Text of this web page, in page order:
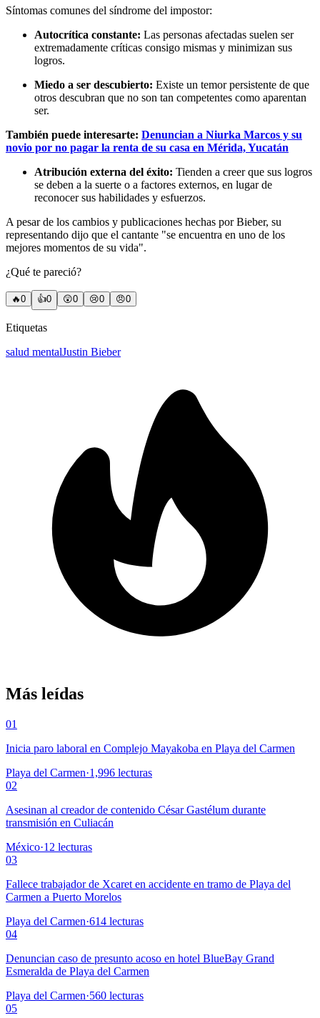
Síntomas comunes del síndrome del impostor:
Autocrítica constante: Las personas afectadas suelen ser
extremadamente críticas consigo mismas y minimizan sus
logros.
Miedo a ser descubierto: Existe un temor persistente de que
otros descubran que no son tan competentes como aparentan
ser.
También puede interesarte: Denuncian a Niurka Marcos y su
novio por no pagar la renta de su casa en Mérida, Yucatán
Atribución externa del éxito: Tienden a creer que sus logros
se deben a la suerte o a factores externos, en lugar de
reconocer sus habilidades y esfuerzos.
A pesar de los cambios y publicaciones hechas por Bieber, su
representando dijo que el cantante "se encuentra en uno de los
mejores momentos de su vida".
¿Qué te pareció?
🔥0 👍0 😲0 😢0 😠0
Etiquetas
salud mentalJustin Bieber
Más leídas
01
Inicia paro laboral en Complejo Mayakoba en Playa del Carmen
Playa del Carmen·1,996 lecturas
02
Asesinan al creador de contenido César Gastélum durante
transmisión en Culiacán
México·12 lecturas
03
Fallece trabajador de Xcaret en accidente en tramo de Playa del
Carmen a Puerto Morelos
Playa del Carmen·614 lecturas
04
Denuncian caso de presunto acoso en hotel BlueBay Grand
Esmeralda de Playa del Carmen
Playa del Carmen·560 lecturas
05